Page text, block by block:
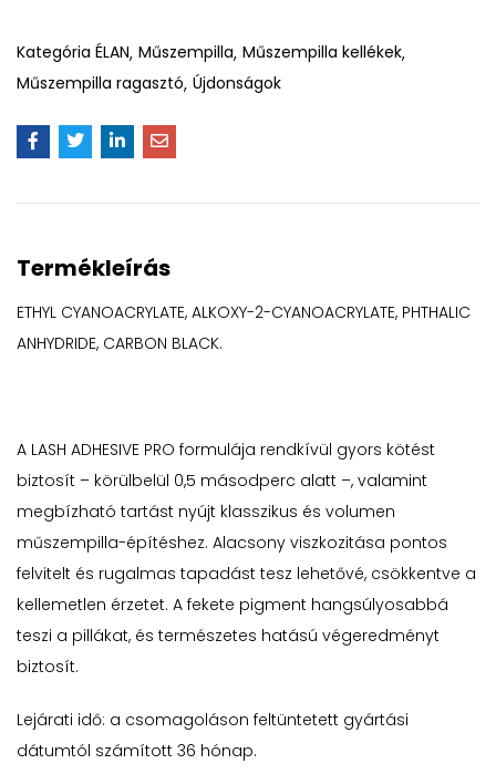
Kategória ÉLAN Műszempilla Műszempilla kellékek
Műszempilla ragasztó Újdonságok
Termékleírás
ETHYL CYANOACRYLATE, ALKOXY-2-CYANOACRYLATE, PHTHALIC
ANHYDRIDE, CARBON BLACK.
A LASH ADHESIVE PRO formulája rendkívül gyors kötést
biztosít – körülbelül 0,5 másodperc alatt –, valamint
megbízható tartást nyújt klasszikus és volumen
műszempilla-építéshez. Alacsony viszkozitása pontos
felvitelt és rugalmas tapadást tesz lehetővé, csökkentve a
kellemetlen érzetet. A fekete pigment hangsúlyosabbá
teszi a pillákat, és természetes hatású végeredményt
biztosít.
Lejárati idő: a csomagoláson feltüntetett gyártási
dátumtól számított 36 hónap.